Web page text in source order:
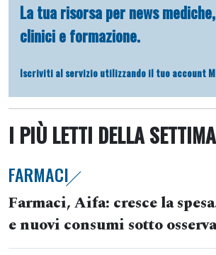
La tua risorsa per news
clinici e formazione.
Iscriviti al servizio utilizzando il tuo account
I PIÙ LETTI DELLA
FARMACI
Farmaci, Aifa: cresce la
e nuovi consumi sotto